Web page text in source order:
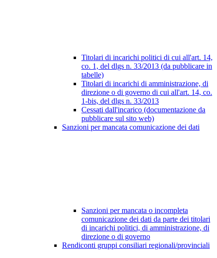
Titolari di incarichi politici di cui all'art. 14,
co. 1, del dlgs n. 33/2013 (da pubblicare in
tabelle)
Titolari di incarichi di amministrazione, di
direzione o di governo di cui all'art. 14, co.
1-bis, del dlgs n. 33/2013
Cessati dall'incarico (documentazione da
pubblicare sul sito web)
Sanzioni per mancata comunicazione dei dati
Sanzioni per mancata o incompleta
comunicazione dei dati da parte dei titolari
di incarichi politici, di amministrazione, di
direzione o di governo
Rendiconti gruppi consiliari regionali/provinciali